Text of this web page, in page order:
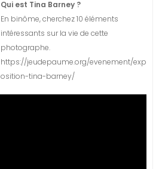
Qui est Tina Barney ?
En binôme, cherchez 10 éléments
intéressants sur la vie de cette
photographe.
https://jeudepaume.org/evenement/exp
osition-tina-barney/